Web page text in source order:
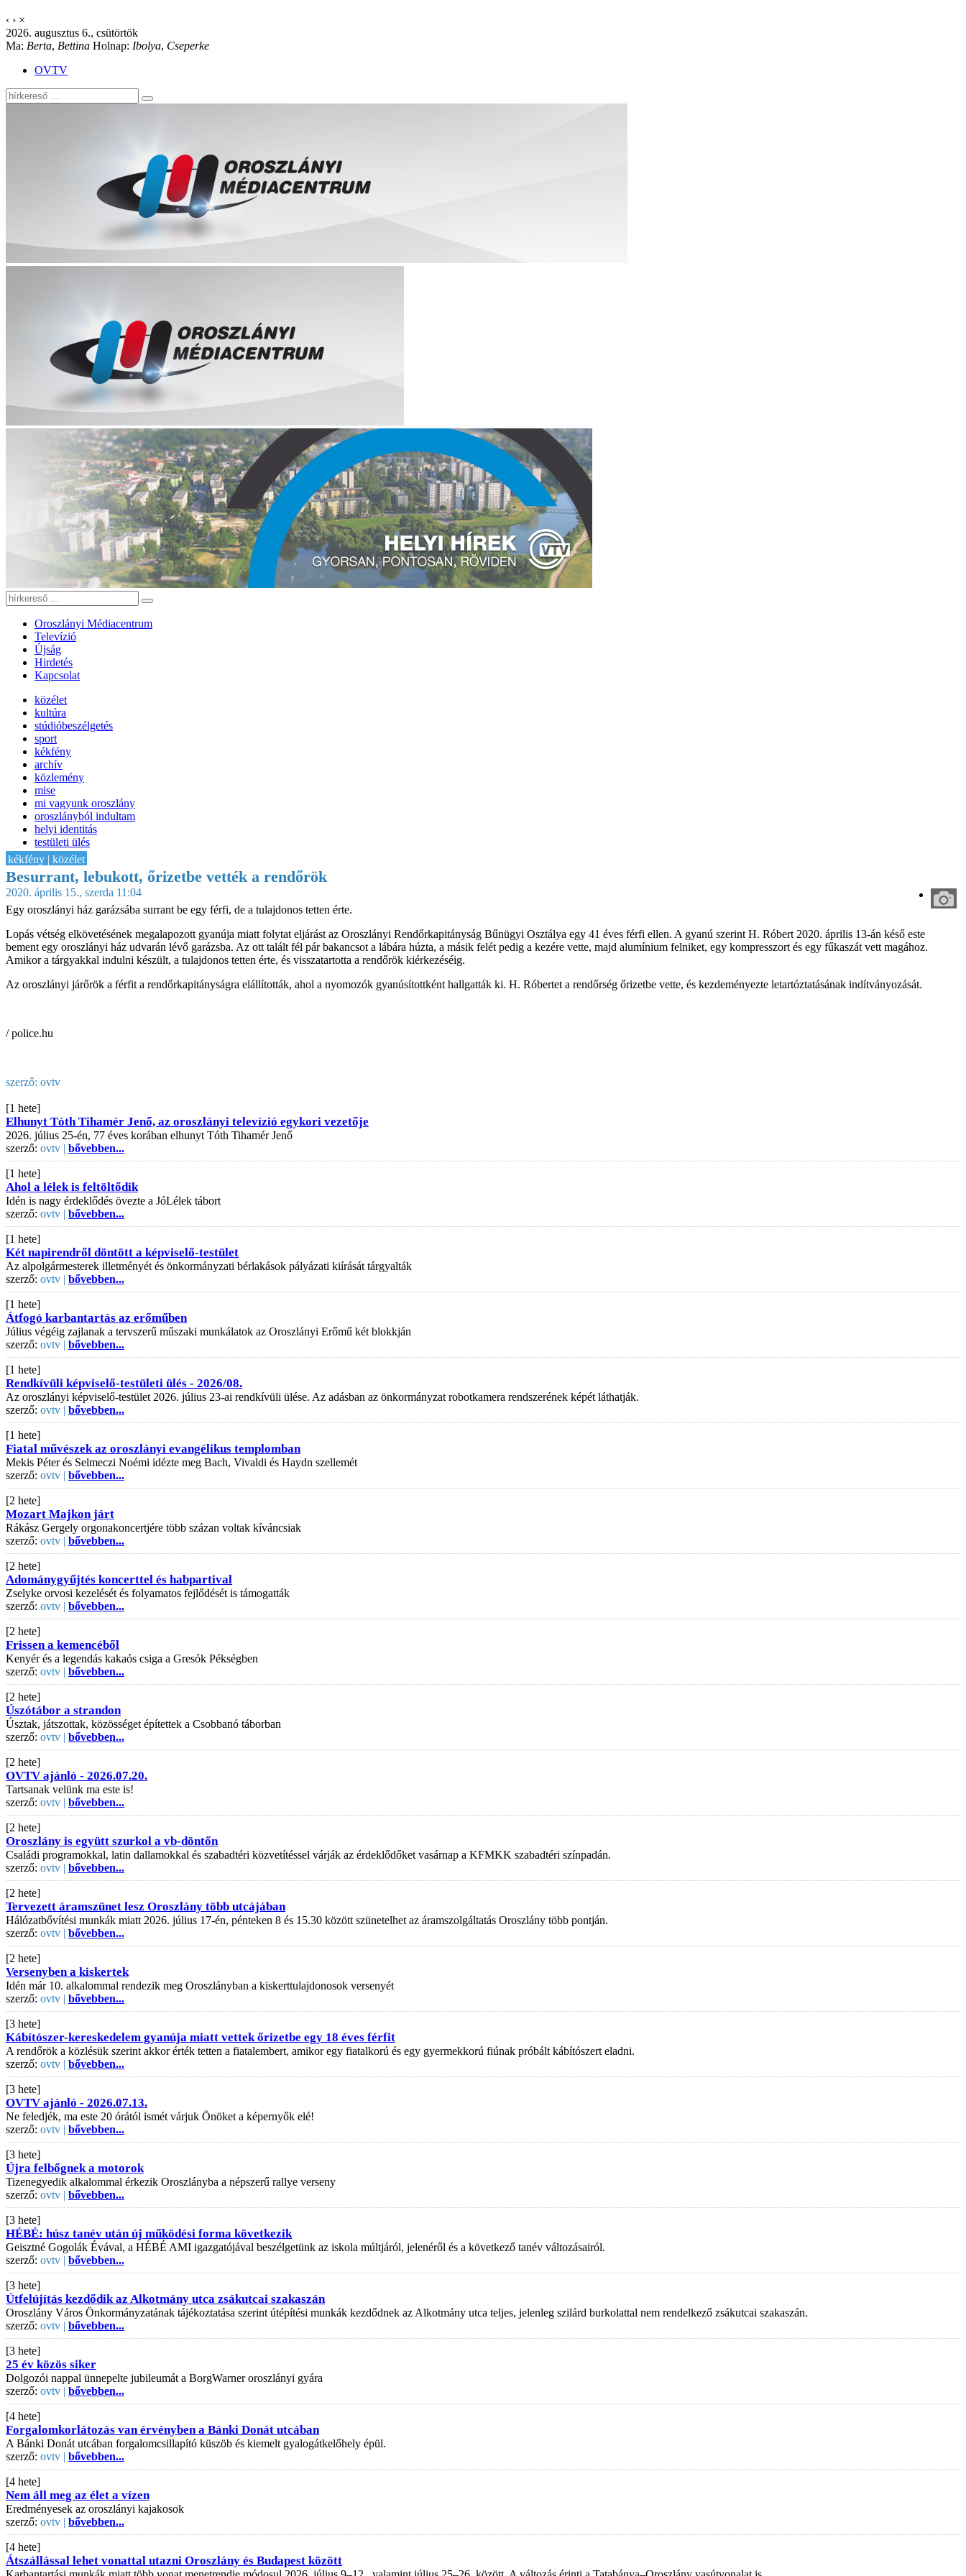
‹ › ×
2026. augusztus 6., csütörtök
Ma: Berta, Bettina Holnap: Ibolya, Cseperke
OVTV
Oroszlányi Médiacentrum
Televízió
Újság
Hirdetés
Kapcsolat
közélet
kultúra
stúdióbeszélgetés
sport
kékfény
archív
közlemény
mise
mi vagyunk oroszlány
oroszlányból indultam
helyi identitás
testületi ülés
IT-HON
kékfény | közélet
Besurrant, lebukott, őrizetbe vették a rendőrök
2020. április 15., szerda 11:04
Egy oroszlányi ház garázsába surrant be egy férfi, de a tulajdonos tetten érte.
Lopás vétség elkövetésének megalapozott gyanúja miatt folytat eljárást az Oroszlányi Rendőrkapitányság Bűnügyi Osztálya egy 41 éves férfi ellen. A gyanú szerint H. Róbert 2020. április 13-án késő este
bement egy oroszlányi ház udvarán lévő garázsba. Az ott talált fél pár bakancsot a lábára húzta, a másik felét pedig a kezére vette, majd alumínium felniket, egy kompresszort és egy fűkaszát vett magához.
Amikor a tárgyakkal indulni készült, a tulajdonos tetten érte, és visszatartotta a rendőrök kiérkezéséig.
Az oroszlányi járőrök a férfit a rendőrkapitányságra elállították, ahol a nyomozók gyanúsítottként hallgatták ki. H. Róbertet a rendőrség őrizetbe vette, és kezdeményezte letartóztatásának indítványozását.
/ police.hu
szerző: ovtv
[1 hete]
Elhunyt Tóth Tihamér Jenő, az oroszlányi televízió egykori vezetője
2026. július 25-én, 77 éves korában elhunyt Tóth Tihamér Jenő
szerző: ovtv | bővebben...
[1 hete]
Ahol a lélek is feltöltődik
Idén is nagy érdeklődés övezte a JóLélek tábort
szerző: ovtv | bővebben...
[1 hete]
Két napirendről döntött a képviselő-testület
Az alpolgármesterek illetményét és önkormányzati bérlakások pályázati kiírását tárgyalták
szerző: ovtv | bővebben...
[1 hete]
Átfogó karbantartás az erőműben
Július végéig zajlanak a tervszerű műszaki munkálatok az Oroszlányi Erőmű két blokkján
szerző: ovtv | bővebben...
[1 hete]
Rendkívüli képviselő-testületi ülés - 2026/08.
Az oroszlányi képviselő-testület 2026. július 23-ai rendkívüli ülése. Az adásban az önkormányzat robotkamera rendszerének képét láthatják.
szerző: ovtv | bővebben...
[1 hete]
Fiatal művészek az oroszlányi evangélikus templomban
Mekis Péter és Selmeczi Noémi idézte meg Bach, Vivaldi és Haydn szellemét
szerző: ovtv | bővebben...
[2 hete]
Mozart Majkon járt
Rákász Gergely orgonakoncertjére több százan voltak kíváncsiak
szerző: ovtv | bővebben...
[2 hete]
Adománygyűjtés koncerttel és habpartival
Zselyke orvosi kezelését és folyamatos fejlődését is támogatták
szerző: ovtv | bővebben...
[2 hete]
Frissen a kemencéből
Kenyér és a legendás kakaós csiga a Gresók Pékségben
szerző: ovtv | bővebben...
[2 hete]
Úszótábor a strandon
Úsztak, játszottak, közösséget építettek a Csobbanó táborban
szerző: ovtv | bővebben...
[2 hete]
OVTV ajánló - 2026.07.20.
Tartsanak velünk ma este is!
szerző: ovtv | bővebben...
[2 hete]
Oroszlány is együtt szurkol a vb-döntőn
Családi programokkal, latin dallamokkal és szabadtéri közvetítéssel várják az érdeklődőket vasárnap a KFMKK szabadtéri színpadán.
szerző: ovtv | bővebben...
[2 hete]
Tervezett áramszünet lesz Oroszlány több utcájában
Hálózatbővítési munkák miatt 2026. július 17-én, pénteken 8 és 15.30 között szünetelhet az áramszolgáltatás Oroszlány több pontján.
szerző: ovtv | bővebben...
[2 hete]
Versenyben a kiskertek
Idén már 10. alkalommal rendezik meg Oroszlányban a kiskerttulajdonosok versenyét
szerző: ovtv | bővebben...
[3 hete]
Kábítószer-kereskedelem gyanúja miatt vettek őrizetbe egy 18 éves férfit
A rendőrök a közlésük szerint akkor érték tetten a fiatalembert, amikor egy fiatalkorú és egy gyermekkorú fiúnak próbált kábítószert eladni.
szerző: ovtv | bővebben...
[3 hete]
OVTV ajánló - 2026.07.13.
Ne feledjék, ma este 20 órától ismét várjuk Önöket a képernyők elé!
szerző: ovtv | bővebben...
[3 hete]
Újra felbőgnek a motorok
Tizenegyedik alkalommal érkezik Oroszlányba a népszerű rallye verseny
szerző: ovtv | bővebben...
[3 hete]
HÉBÉ: húsz tanév után új működési forma következik
Geisztné Gogolák Évával, a HÉBÉ AMI igazgatójával beszélgetünk az iskola múltjáról, jelenéről és a következő tanév változásairól.
szerző: ovtv | bővebben...
[3 hete]
Útfelújítás kezdődik az Alkotmány utca zsákutcai szakaszán
Oroszlány Város Önkormányzatának tájékoztatása szerint útépítési munkák kezdődnek az Alkotmány utca teljes, jelenleg szilárd burkolattal nem rendelkező zsákutcai szakaszán.
szerző: ovtv | bővebben...
[3 hete]
25 év közös siker
Dolgozói nappal ünnepelte jubileumát a BorgWarner oroszlányi gyára
szerző: ovtv | bővebben...
[4 hete]
Forgalomkorlátozás van érvényben a Bánki Donát utcában
A Bánki Donát utcában forgalomcsillapító küszöb és kiemelt gyalogátkelőhely épül.
szerző: ovtv | bővebben...
[4 hete]
Nem áll meg az élet a vízen
Eredményesek az oroszlányi kajakosok
szerző: ovtv | bővebben...
[4 hete]
Átszállással lehet vonattal utazni Oroszlány és Budapest között